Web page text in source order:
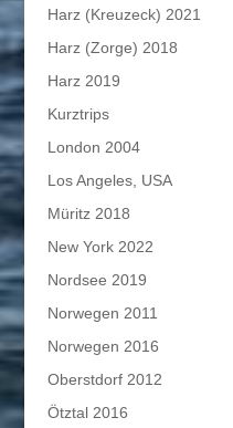
Harz (Kreuzeck) 2021
Harz (Zorge) 2018
Harz 2019
Kurztrips
London 2004
Los Angeles, USA
Müritz 2018
New York 2022
Nordsee 2019
Norwegen 2011
Norwegen 2016
Oberstdorf 2012
Ötztal 2016